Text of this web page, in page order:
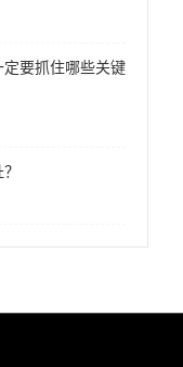
要抓住哪些关键